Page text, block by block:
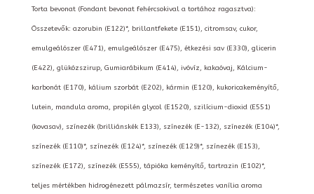
Torta bevonat (Fondant bevonat fehércsokival a tortához ragasztva):
Összetevők: azorubin (E122)*, brillantfekete (E151), citromsav, cukor,
emulgeálószer (E471), emulgeálószer (E475), étkezési sav (E330), glicerin
(E422), glükózszirup, Gumiarábikum (E414), ivóvíz, kakaóvaj, Kálcium-
karbonát (E170), kálium szorbát (E202), kármin (E120), kukoricakeményítő,
lutein, mandula aroma, propilén glycol (E1520), szilícium-dioxid (E551)
(kovasav), színezék (brilliánskék E133), színezék (E-132), színezék (E104)*,
színezék (E110)*, színezék (E124)*, színezék (E129)*, színezék (E153),
színezék (E172), színezék (E555), tápióka keményítő, tartrazin (E102)*,
teljes mértékben hidrogénezett pálmazsír, természetes vanília aroma